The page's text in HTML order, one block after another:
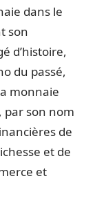
dans le
son
d’histoire,
du passé,
monnaie
par son nom
de
et de
et